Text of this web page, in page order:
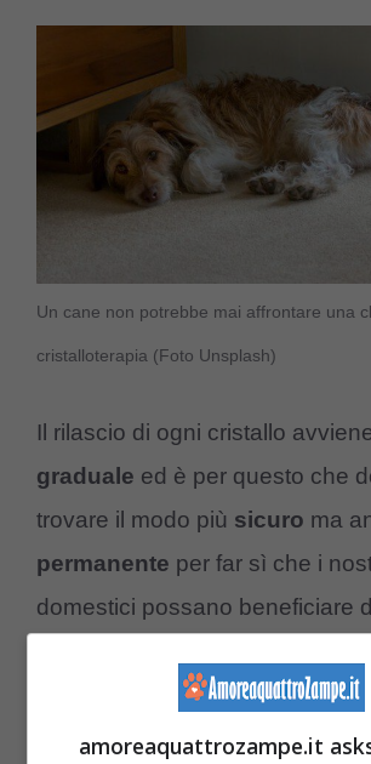
Un cane non potrebbe mai affrontare una
cristalloterapia (Foto Unsplash)
Il rilascio di ogni cristallo
graduale ed è per questo che
trovare il modo più sicuro ma
permanente per far sì che i
domestici possano beneficiare
amoreaquattrozampe.it